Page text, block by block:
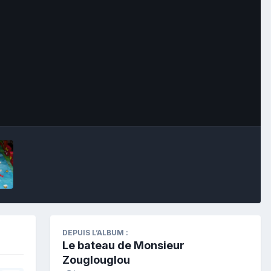
DEPUIS L’ALBUM :
Le bateau de Monsieur
Zouglouglou